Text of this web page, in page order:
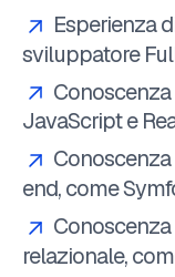
Esperienza
sviluppatore
JavaScript e
end, come
relazionale,